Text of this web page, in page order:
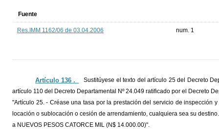
Fuente
Res.IMM 1162/06 de 03.04.2006 num. 1
Artículo 136 ._
Sustitúyese el texto del artículo 25 del Decreto
artículo 110 del Decreto Departamental Nº 24.049 ratificado por el Decreto
"Artículo 25. - Créase una tasa por la prestación del servicio de inspección
locación o sublocación o cesión de arrendamiento, cualquiera sea su
a NUEVOS PESOS CATORCE MIL (N$ 14.000.00)".